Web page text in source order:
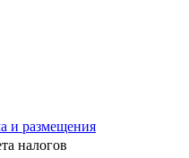
и размещения
налогов